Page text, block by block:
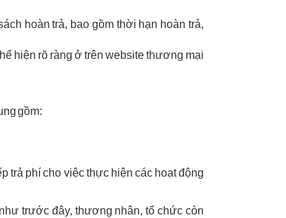
hoàn trả, bao gồm thời hạn hoàn trả,
hiện rõ ràng ở trên website thương mại
gồm:
trả phí cho việc thực hiện các hoạt động
trước đây, thương nhân, tổ chức còn